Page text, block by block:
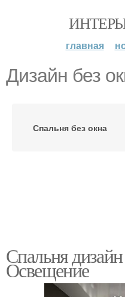
главная
Дизайн без
Спальня без окна
Спальня
Освещение